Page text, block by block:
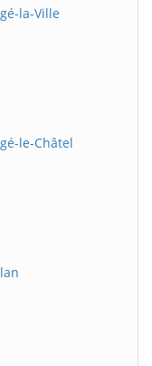
la-Ville
le-Châtel